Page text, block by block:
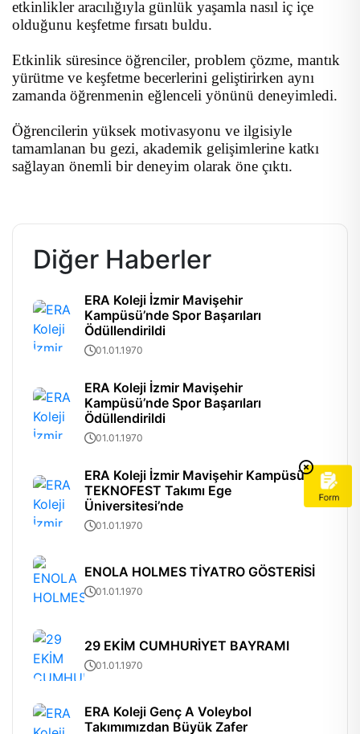
etkinlikler aracılığıyla günlük yaşamla nasıl iç içe
olduğunu keşfetme fırsatı buldu.
Etkinlik süresince öğrenciler, problem çözme, mantık
yürütme ve keşfetme becerlerini geliştirirken aynı
zamanda öğrenmenin eğlenceli yönünü deneyimledi.
Öğrencilerin yüksek motivasyonu ve ilgisiyle
tamamlanan bu gezi, akademik gelişimlerine katkı
sağlayan önemli bir deneyim olarak öne çıktı.
Diğer Haberler
ERA Koleji İzmir Mavişehir
Kampüsü’nde Spor Başarıları
Ödüllendirildi
01.01.1970
ERA Koleji İzmir Mavişehir
Kampüsü’nde Spor Başarıları
Ödüllendirildi
01.01.1970
ERA Koleji İzmir Mavişehir Kampüsü
TEKNOFEST Takımı Ege
Üniversitesi’nde
01.01.1970
ENOLA HOLMES TİYATRO GÖSTERİSİ
01.01.1970
29 EKİM CUMHURİYET BAYRAMI
01.01.1970
ERA Koleji Genç A Voleybol
Takımımızdan Büyük Zafer